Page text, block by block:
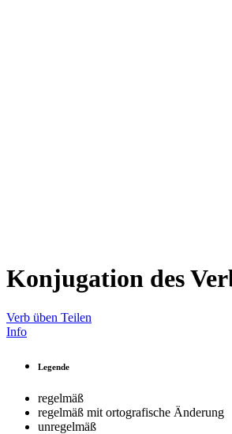
Konjugation des
Verb üben Teilen
Info
Legende
regelmäß
regelmäß mit ortografische Änderung
unregelmäß